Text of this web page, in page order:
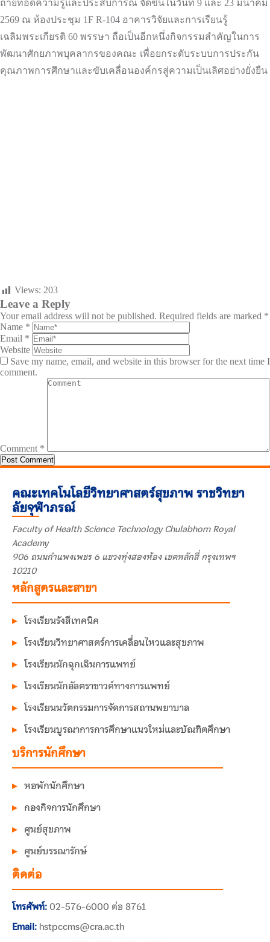
ถ่ายทอดความรู้และประสบการณ์ จัดขึ้นในวันที่ 9 และ 23 มีนาคม
2569 ณ ห้องประชุม 1F R-104 อาคารวิจัยและการเรียนรู้
เฉลิมพระเกียรติ 60 พรรษา ถือเป็นอีกหนึ่งกิจกรรมสำคัญในการ
พัฒนาศักยภาพบุคลากรของคณะ เพื่อยกระดับระบบการประกัน
คุณภาพการศึกษาและขับเคลื่อนองค์กรสู่ความเป็นเลิศอย่างยั่งยืน
Views: 203
Leave a Reply
Your email address will not be published. Required fields are marked *
Name *
Email *
Website
Save my name, email, and website in this browser for the next time I
comment.
Comment *
คณะเทคโนโลยีวิทยาศาสตร์สุขภาพ ราชวิทยา
ลัยจุฬาภรณ์
Faculty of Health Science Technology Chulabhorn Royal
Academy
906 ถนนกำแพงเพชร 6 แขวงทุ่งสองห้อง เขตหลักสี่ กรุงเทพฯ
10210
หลักสูตรและสาขา
โรงเรียนรังสีเทคนิค
โรงเรียนวิทยาศาสตร์การเคลื่อนไหวและสุขภาพ
โรงเรียนนักฉุกเฉินการแพทย์
โรงเรียนนักอัลตราซาวด์ทางการแพทย์
โรงเรียนนวัตกรรมการจัดการสถานพยาบาล
โรงเรียนบูรณาการการศึกษาแนวใหม่และบัณฑิตศึกษา
บริการนักศึกษา
หอพักนักศึกษา
กองกิจการนักศึกษา
ศูนย์สุขภาพ
ศูนย์บรรณารักษ์
ติดต่อ
โทรศัพท์:02-576-6000 ต่อ 8761
Email: hstpccms@cra.ac.th